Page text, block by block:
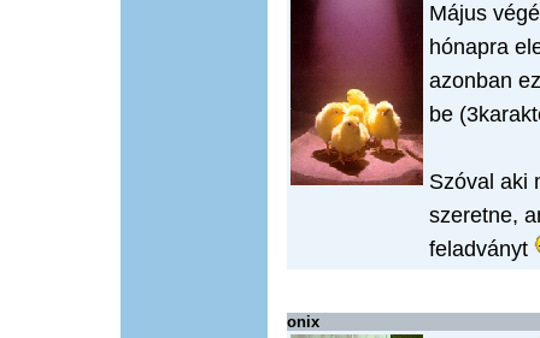
Május
hónapra
azonban
be
Szóval aki
szeretne,
feladványt
onix